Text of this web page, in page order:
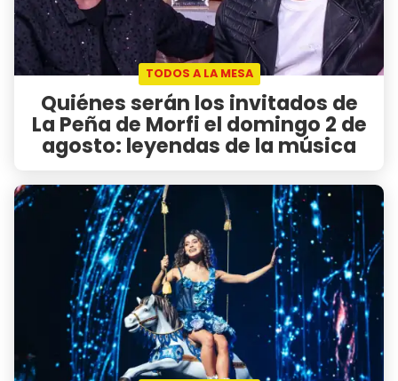
TODOS A LA MESA
Quiénes serán los invitados de
La Peña de Morfi el domingo 2 de
agosto: leyendas de la música